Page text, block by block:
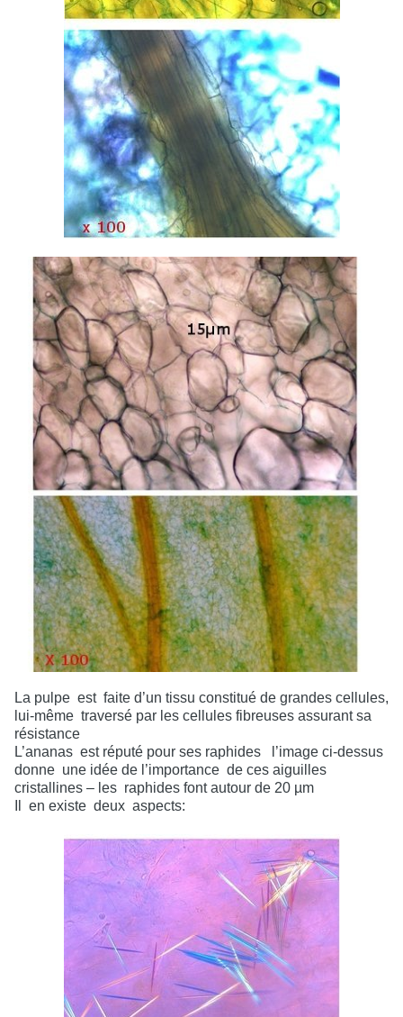
La pulpe est faite d’un tissu constitué de grandes cellules,
lui-même traversé par les cellules fibreuses assurant sa
résistance
L’ananas est réputé pour ses raphides
l’image ci-dessus
donne une idée de l’importance de ces aiguilles
cristallines – les raphides font autour de 20 µm
en existe deux aspects: